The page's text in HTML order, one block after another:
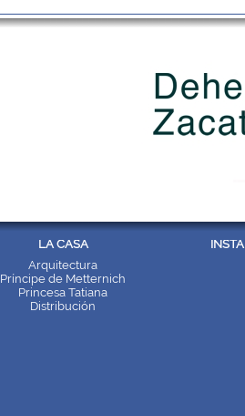
LA CASA
Arquitectura
Príncipe de Metternich
Princesa Tatiana
Distribución